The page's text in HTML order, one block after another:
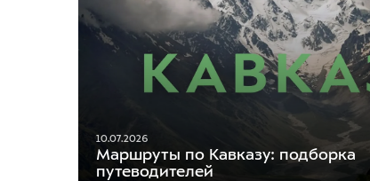
10.07.2026
Маршруты по Кавказу: подборка
путеводителей